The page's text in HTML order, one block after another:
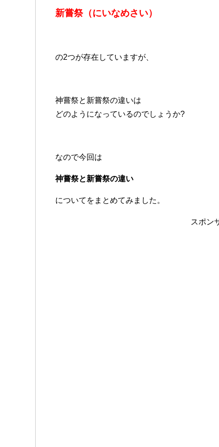
新嘗祭（にいなめさい）
の2つが存在していますが、
神嘗祭と新嘗祭の違いは
どのようになっているのでしょうか?
なので今回は
神嘗祭と新嘗祭の違い
についてをまとめてみました。
スポン